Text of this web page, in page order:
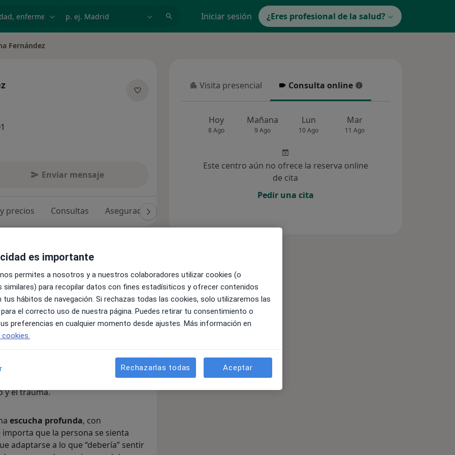
Iniciar sesión ¿Eres profesional de la salud?
Fernández
Enviar mensaje
precios Consultas Aseguradoras
que, aunque “funcionan” en la
Personas que piensan
a ser fuertes, pero que a
de su cuerpo o de sus
una base humanista, gestáltica y
y el trauma.
escucha profunda, con
que la persona se sienta
adaptarse a lo que “debería” sentir
Visita presencial
Visita presencial Consulta online
Consulta online
Hoy
8 Ago
Mañana
9 Ago
Lun
10 Ago
Mar
11 Ago
Este centro aún no ofrece la reserva online
de cita
Pedir una cita
es importante
permites a nosotros y a nuestros colaboradores utilizar cookies (o
similares) para recopilar datos con fines estadísiticos y ofrecer contenidos
tus hábitos de navegación. Si rechazas todas las cookies, solo utilizaremos las
el correcto uso de nuestra página. Puedes retirar tu consentimiento o
preferencias en cualquier momento desde ajustes. Más información en
Rechazarlas todas Aceptar